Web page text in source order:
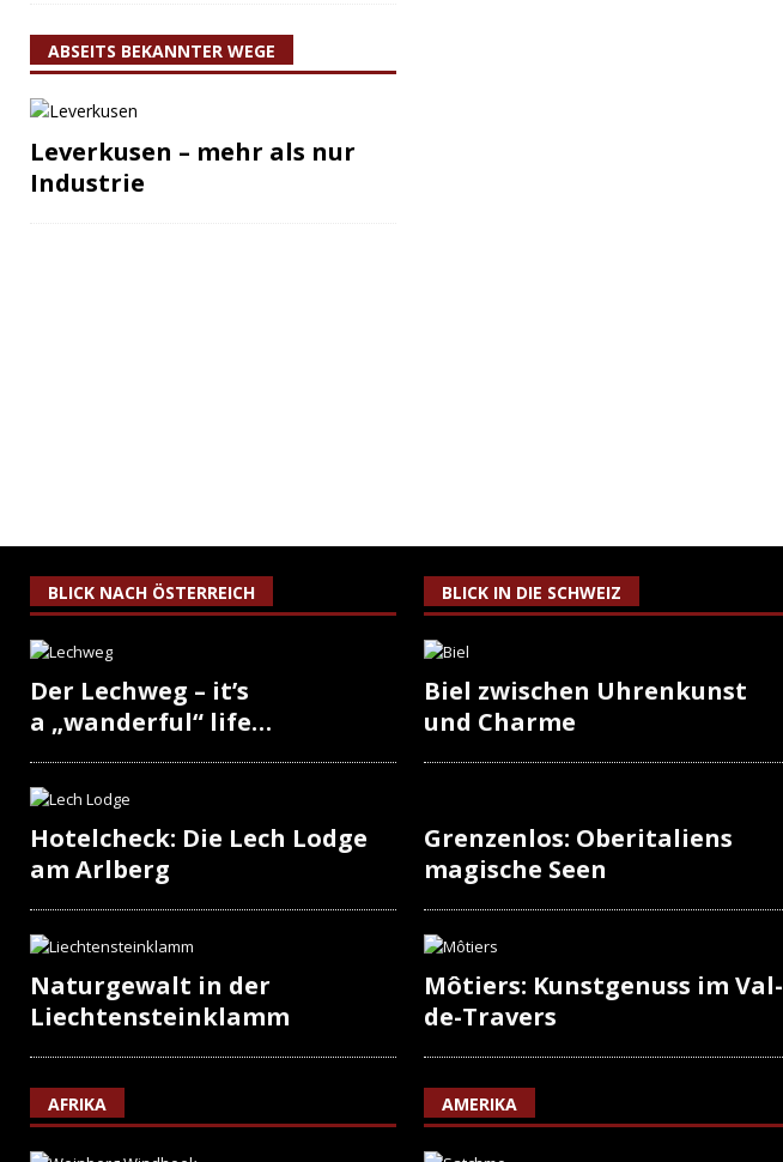
ABSEITS BEKANNTER WEGE
Leverkusen – mehr als nur
Industrie
BLICK NACH ÖSTERREICH
Der Lechweg – it’s
a „wanderful“ life…
Hotelcheck: Die Lech Lodge
am Arlberg
Naturgewalt in der
Liechtensteinklamm
AFRIKA
BLICK IN DIE SCHWEIZ
Biel zwischen Uhrenkunst
und Charme
Grenzenlos: Oberitaliens
magische Seen
Môtiers: Kunstgenuss im Val-
de-Travers
AMERIKA